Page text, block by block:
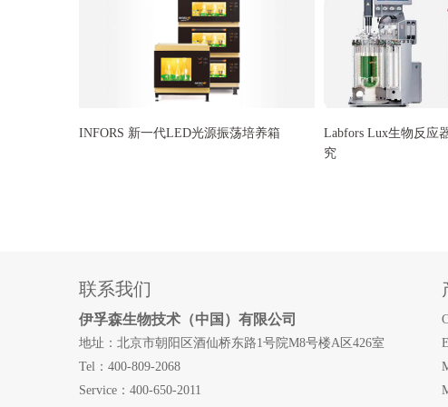
INFORS 新一代LED光源振荡培养箱
Labfors Lux生物反应
究
联系我们
伊孚森生物技术（中国）有限公司
地址：北京市朝阳区酒仙桥东路1号院M8号楼A区426室
Tel：400-809-2068
Service：400-650-2011